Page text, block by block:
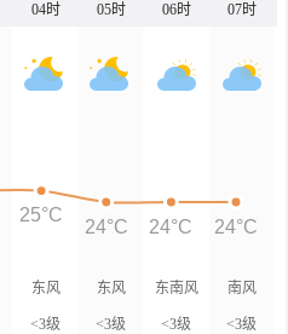
04时 05时 06时 07时
东风
<3级
东风
<3级
东南风
<3级
南风
<3级
25°C
24°C 24°C 24°C